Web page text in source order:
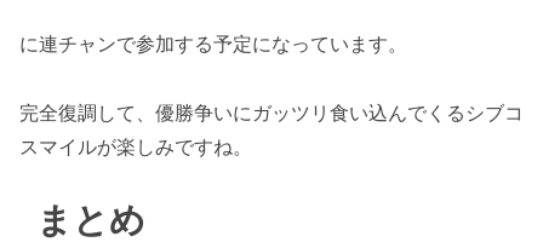
に連チャンで参加する予定になっています。
完全復調して、優勝争いにガッツリ食い込んでくるシブコ
スマイルが楽しみですね。
まとめ